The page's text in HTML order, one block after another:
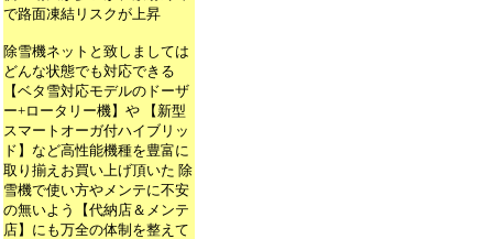
で路面凍結リスクが上昇
除雪機ネットと致しましては
どんな状態でも対応できる
【ベタ雪対応モデルのドーザ
ー+ロータリー機】や 【新型
スマートオーガ付ハイブリッ
ド】など高性能機種を豊富に
取り揃えお買い上げ頂いた 除
雪機で使い方やメンテに不安
の無いよう【代納店＆メンテ
店】にも万全の体制を整えて